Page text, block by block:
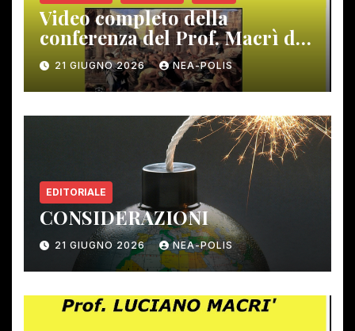
Video completo della
conferenza del Prof. Macrì del
12 giugno scorso
21 GIUGNO 2026 NEA-POLIS
EDITORIALE
CONSIDERAZIONI
21 GIUGNO 2026 NEA-POLIS